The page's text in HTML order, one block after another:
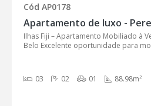
Cód AP0178
Ilhas Fiji – Apartamento Mobiliado à
Belo Excelente oportunidade para
03 02 01 88.98m²